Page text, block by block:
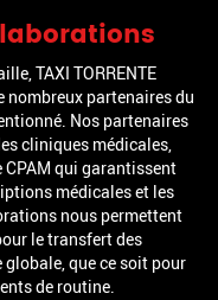
TAXI TORRENTE
nombreux partenaires du
Nos partenaires
cliniques médicales,
CPAM qui garantissent
médicales et les
nous permettent
le transfert des
que ce soit pour
de routine.